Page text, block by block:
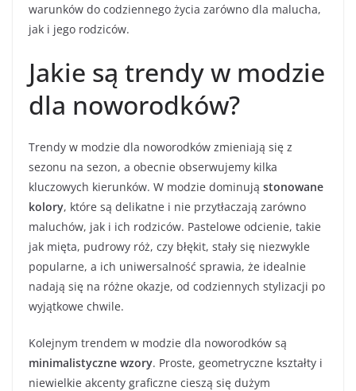
warunków do codziennego życia zarówno dla malucha,
jak i jego rodziców.
Jakie są trendy w modzie
dla noworodków?
Trendy w modzie dla noworodków zmieniają się z
sezonu na sezon, a obecnie obserwujemy kilka
kluczowych kierunków. W modzie dominują stonowane
kolory, które są delikatne i nie przytłaczają zarówno
maluchów, jak i ich rodziców. Pastelowe odcienie, takie
jak mięta, pudrowy róż, czy błękit, stały się niezwykle
popularne, a ich uniwersalność sprawia, że idealnie
nadają się na różne okazje, od codziennych stylizacji po
wyjątkowe chwile.
Kolejnym trendem w modzie dla noworodków są
minimalistyczne wzory. Proste, geometryczne kształty i
niewielkie akcenty graficzne cieszą się dużym